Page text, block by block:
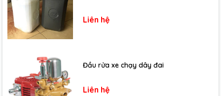
Liên hệ
Đầu rửa xe chạy dây đai
Liên hệ